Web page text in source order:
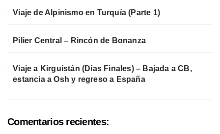
Viaje de Alpinismo en Turquía (Parte 1)
Pilier Central – Rincón de Bonanza
Viaje a Kirguistán (Días Finales) – Bajada a CB,
estancia a Osh y regreso a España
Comentarios recientes: